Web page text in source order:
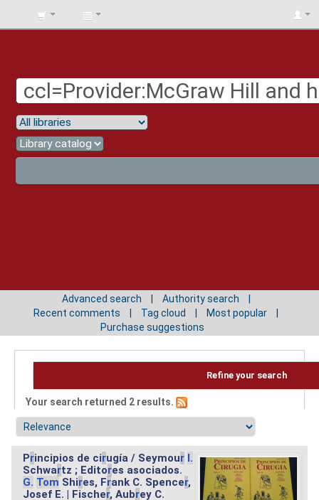
BIBLIOTECA
Advanced search
Authority search
Recent comments
Tag cloud
Most popular
Purchase suggestions
Refine your search
Your search returned 2 results.
Principios de cirugía / Seymour I.
Schwartz ; Editores asociados.
G. Tom Shires, Frank C. Spencer,
Josef E. | Fischer, Aubrey C.